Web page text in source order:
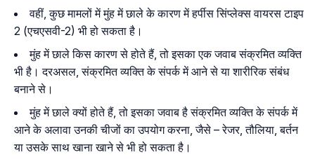
वहीं, कुछ मामलों में मुंह में छाले के कारण में हर्पीस सिंप्लेक्स वायरस टाइप
2 (एचएसवी-2) भी हो सकता है।
मुंह में छाले किस कारण से होते हैं, तो इसका एक जवाब संक्रमित व्यक्ति
भी है। दरअसल, संक्रमित व्यक्ति के संपर्क में आने से या शारीरिक संबंध
बनाने से।
मुंह में छाले क्यों होते हैं, तो इसका जवाब है संक्रमित व्यक्ति के संपर्क में
आने के अलावा उनकी चीजों का उपयोग करना, जैसे – रेजर, तौलिया, बर्तन
या उसके साथ खाना खाने से भी हो सकता है।